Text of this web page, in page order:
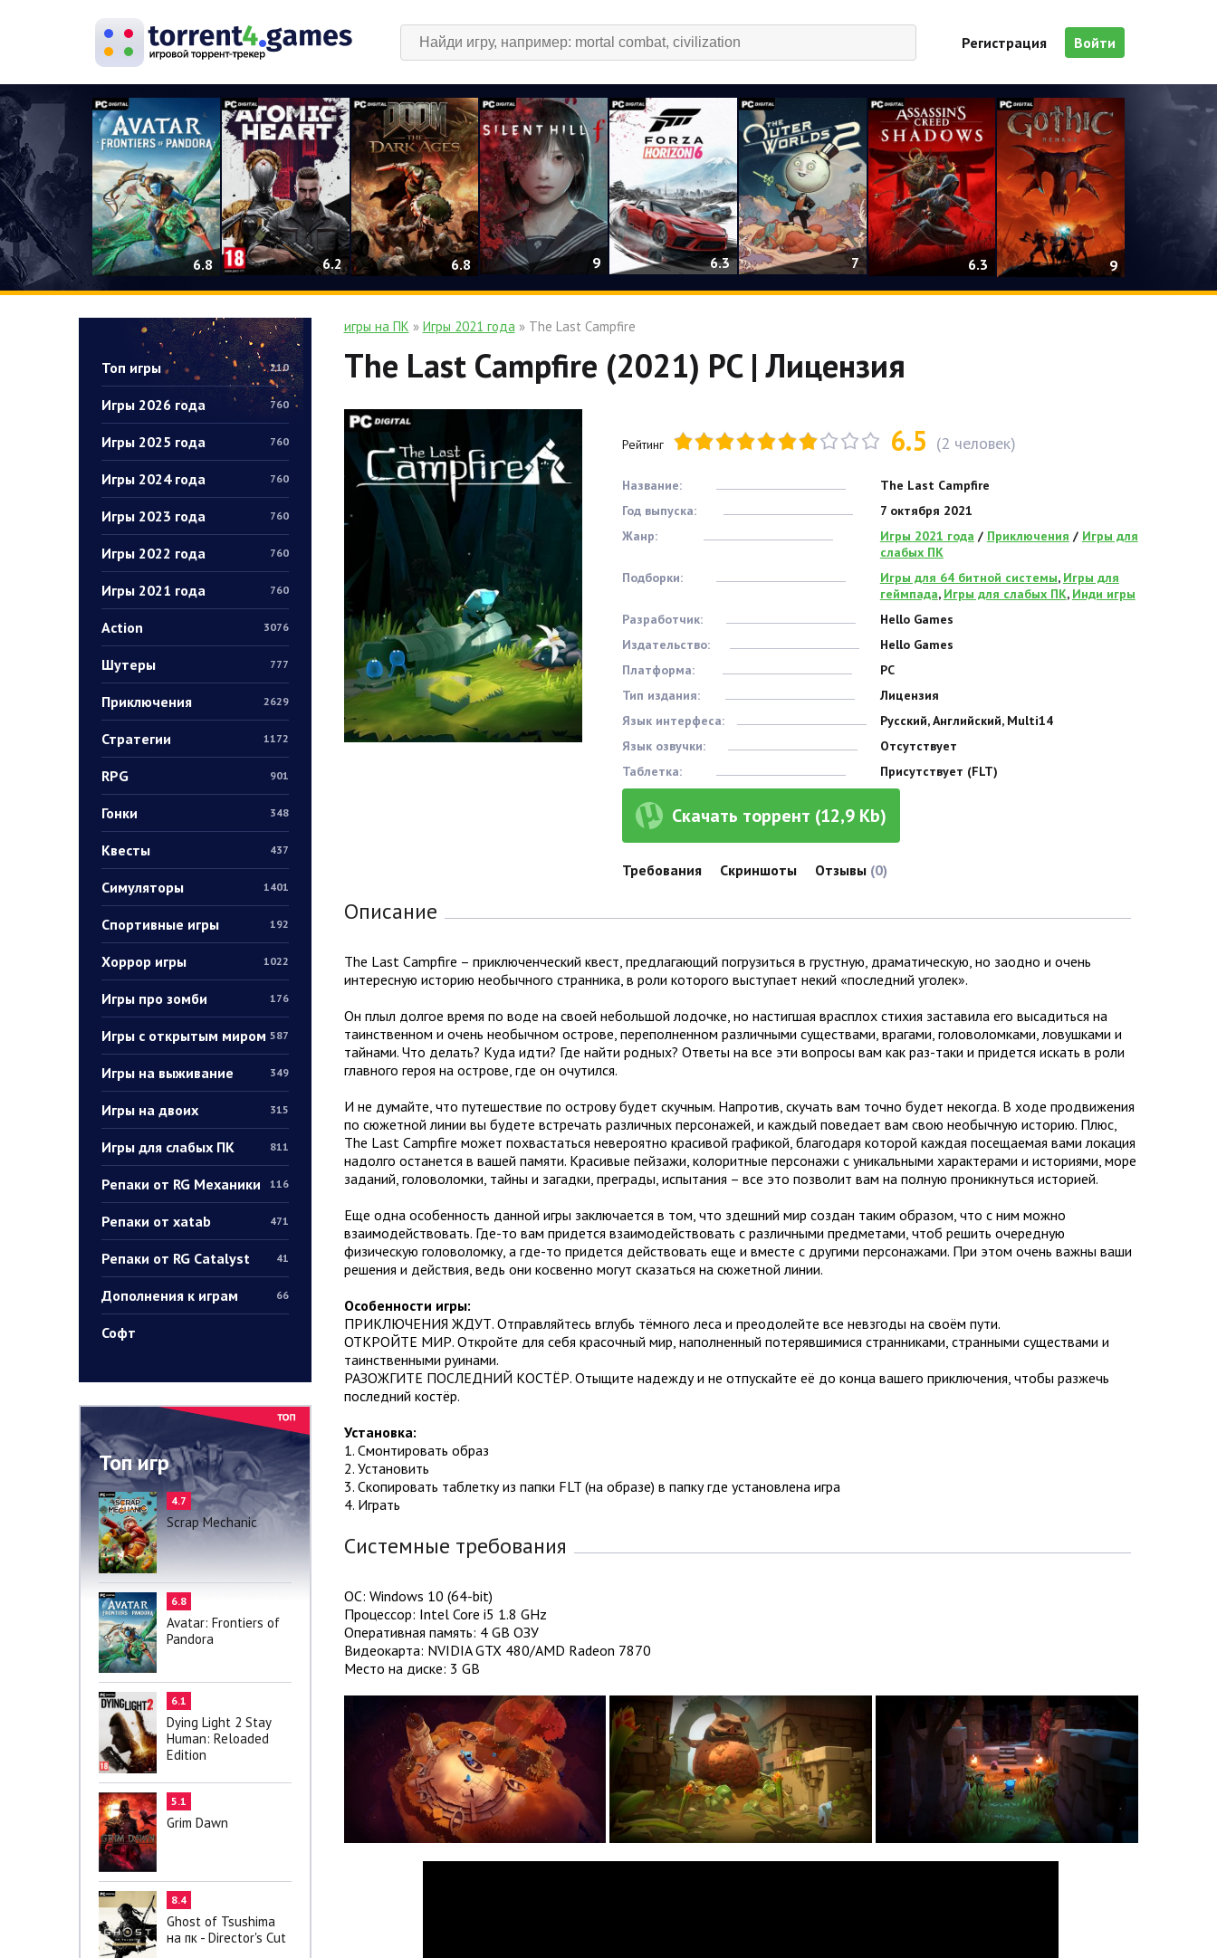
Регистрация Войти
6.8 6.2 6.8 9 6.3 7 6.3 9
Топ игры 210
Игры 2026 года 760
Игры 2025 года 760
Игры 2024 года 760
Игры 2023 года 760
Игры 2022 года 760
Игры 2021 года 760
Action 3076
Шутеры 777
Приключения 2629
Стратегии 1172
RPG 901
Гонки 348
Квесты 437
Симуляторы 1401
Спортивные игры 192
Хоррор игры 1022
Игры про зомби 176
Игры с открытым миром 587
Игры на выживание 349
Игры на двоих 315
Игры для слабых ПК 811
Репаки от RG Механики 116
Репаки от xatab 471
Репаки от RG Catalyst 41
Дополнения к играм 66
Софт
Топ игр
4.7
Scrap Mechanic
6.8
Avatar: Frontiers of
Pandora
6.1
Dying Light 2 Stay
Human: Reloaded
Edition
5.1
Grim Dawn
8.4
Ghost of Tsushima
на пк - Director's Cut
игры на ПК » Игры 2021 года» The Last Campfire
The Last Campfire (2021) PC | Лицензия
Рейтинг 6.5 (2 человек)
Название:
The Last Campfire
Год выпуска:
7 октября 2021
Жанр:
Игры 2021 года / Приключения / Игры для
слабых ПК
Подборки:
Игры для 64 битной системы, Игры для
геймпада, Игры для слабых ПК, Инди игры
Разработчик:
Hello Games
Издательство:
Hello Games
Платформа:
PC
Тип издания:
Лицензия
Язык интерфеса:
Русский, Английский, Multi14
Язык озвучки:
Отсутствует
Таблетка:
Присутствует (FLT)
Скачать торрент (12,9 Kb)
Требования Скриншоты Отзывы (0)
Описание
The Last Campfire – приключенческий квест, предлагающий погрузиться в грустную, драматическую, но заодно и очень
интересную историю необычного странника, в роли которого выступает некий «последний уголек».
Он плыл долгое время по воде на своей небольшой лодочке, но настигшая врасплох стихия заставила его высадиться на
таинственном и очень необычном острове, переполненном различными существами, врагами, головоломками, ловушками и
тайнами. Что делать? Куда идти? Где найти родных? Ответы на все эти вопросы вам как раз-таки и придется искать в роли
главного героя на острове, где он очутился.
И не думайте, что путешествие по острову будет скучным. Напротив, скучать вам точно будет некогда. В ходе продвижения
по сюжетной линии вы будете встречать различных персонажей, и каждый поведает вам свою необычную историю. Плюс,
The Last Campfire может похвастаться невероятно красивой графикой, благодаря которой каждая посещаемая вами локация
надолго останется в вашей памяти. Красивые пейзажи, колоритные персонажи с уникальными характерами и историями, море
заданий, головоломки, тайны и загадки, преграды, испытания – все это позволит вам на полную проникнуться историей.
Еще одна особенность данной игры заключается в том, что здешний мир создан таким образом, что с ним можно
взаимодействовать. Где-то вам придется взаимодействовать с различными предметами, чтоб решить очередную
физическую головоломку, а где-то придется действовать еще и вместе с другими персонажами. При этом очень важны ваши
решения и действия, ведь они косвенно могут сказаться на сюжетной линии.
Особенности игры:
ПРИКЛЮЧЕНИЯ ЖДУТ. Отправляйтесь вглубь тёмного леса и преодолейте все невзгоды на своём пути.
ОТКРОЙТЕ МИР. Откройте для себя красочный мир, наполненный потерявшимися странниками, странными существами и
таинственными руинами.
РАЗОЖГИТЕ ПОСЛЕДНИЙ КОСТЁР. Отыщите надежду и не отпускайте её до конца вашего приключения, чтобы разжечь
последний костёр.
Установка:
1. Смонтировать образ
2. Установить
3. Скопировать таблетку из папки FLT (на образе) в папку где установлена игра
4. Играть
Системные требования
ОС: Windows 10 (64-bit)
Процессор: Intel Core i5 1.8 GHz
Оперативная память: 4 GB ОЗУ
Видеокарта: NVIDIA GTX 480/AMD Radeon 7870
Место на диске: 3 GB